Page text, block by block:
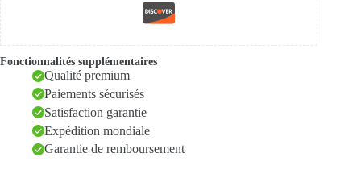
Fonctionnalités supplémentaires
Qualité premium
Paiements sécurisés
Satisfaction garantie
Expédition mondiale
Garantie de remboursement
Demander mon Devis